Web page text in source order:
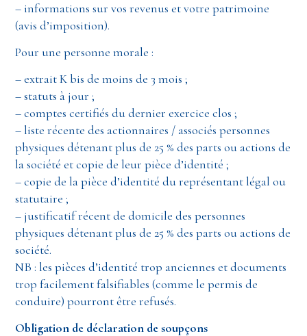
– informations sur vos revenus et votre patrimoine
(avis d’imposition).
Pour une personne morale :
– extrait K bis de moins de 3 mois ;
– statuts à jour ;
– comptes certifiés du dernier exercice clos ;
– liste récente des actionnaires / associés personnes
physiques détenant plus de 25 % des parts ou actions de
la société et copie de leur pièce d’identité ;
– copie de la pièce d’identité du représentant légal ou
statutaire ;
– justificatif récent de domicile des personnes
physiques détenant plus de 25 % des parts ou actions de
société.
NB : les pièces d’identité trop anciennes et documents
trop facilement falsifiables (comme le permis de
conduire) pourront être refusés.
Obligation de déclaration de soupçons